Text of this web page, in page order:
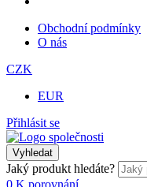
Obchodní podmínky
O nás
CZK
EUR
Přihlásit se
Vyhledat
Jaký produkt hledáte?
0 K porovnání